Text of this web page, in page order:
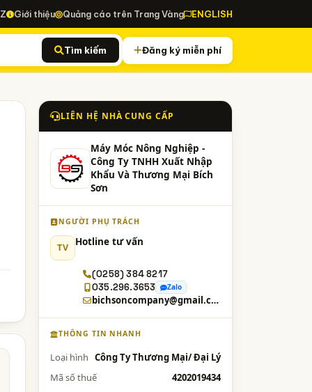
Giới thiệu Quảng cáo trên Trang Vàng ENGLISH
Tìm kiếm Đăng ký miễn phí
LIÊN HỆ NHÀ CUNG CẤP
Máy Móc Nông Nghiệp -
Công Ty TNHH Xuất Nhập
Khẩu Và Thương Mại Bích
Sơn
NGƯỜI PHỤ TRÁCH
TV Hotline tư vấn
(0258) 384 8217
035.296.3653
Zalo
bichsoncompany@gmail.com
THÔNG TIN NHANH
Loại hình Công Ty Thương Mại/ Đại Lý
Mã số thuế
4202019434